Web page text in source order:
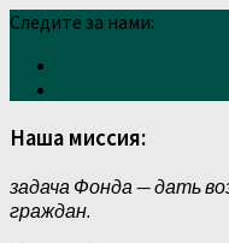
Следите за нами:
Наша миссия:
задача Фонда — дать
граждан.